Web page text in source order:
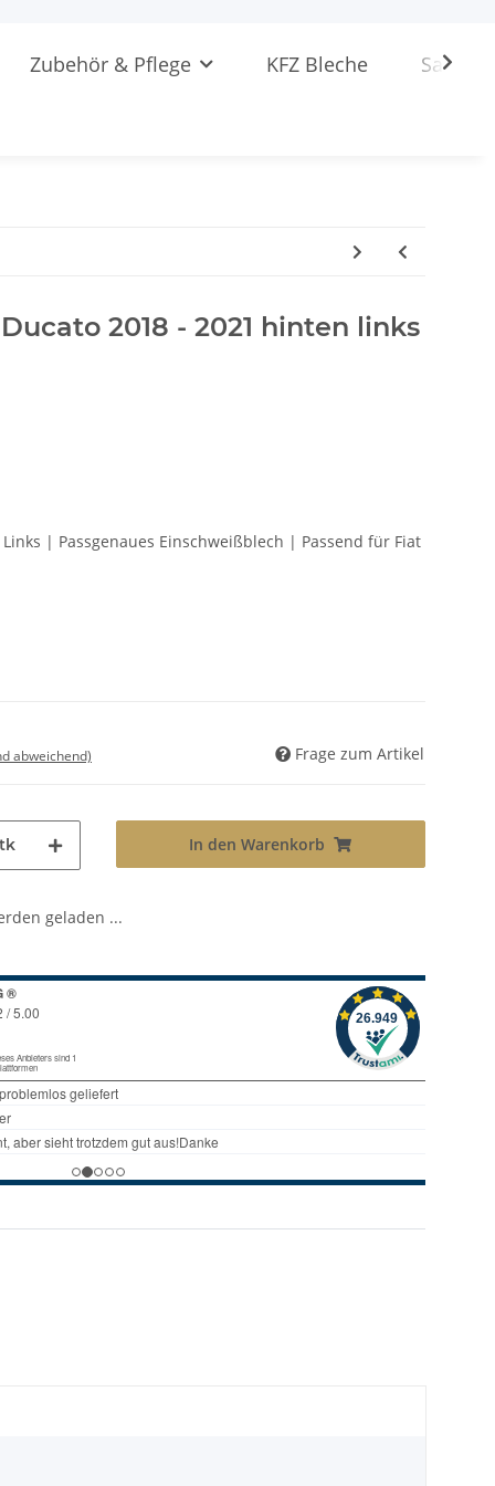
Zubehör & Pflege KFZ Bleche
2018 - 2021 hinten links
| Passgenaues Einschweißblech | Passend für Fiat
abweichend) Frage zum Artikel
In den Warenkorb
geladen ...